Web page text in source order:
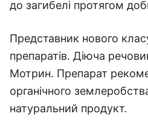
до загибелі протягом
Представник нового
препаратів. Діюча
Мотрин. Препарат
органічного
натуральний продукт.